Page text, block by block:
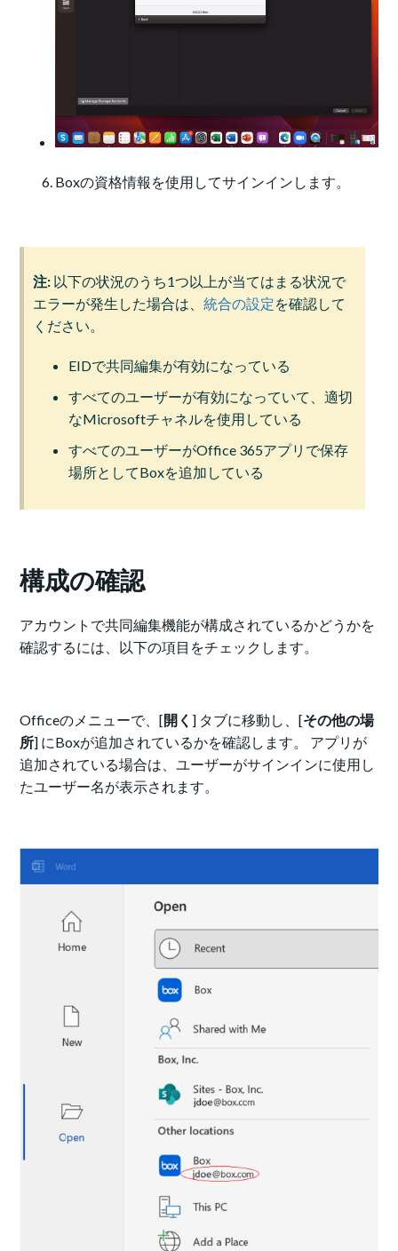
Boxの資格情報を使用してサインインします。
注: 以下の状況のうち1つ以上が当てはまる状況で
エラーが発生した場合は、統合の設定を確認して
ください。
EIDで共同編集が有効になっている
すべてのユーザーが有効になっていて、適切
なMicrosoftチャネルを使用している
すべてのユーザーがOffice 365アプリで保存
場所としてBoxを追加している
構成の確認
アカウントで共同編集機能が構成されているかどうかを
確認するには、以下の項目をチェックします。
Officeのメニューで、[開く ] タブに移動し、[その他の場
所] にBoxが追加されているかを確認します。 アプリが
追加されている場合は、ユーザーがサインインに使用し
たユーザー名が表示されます。